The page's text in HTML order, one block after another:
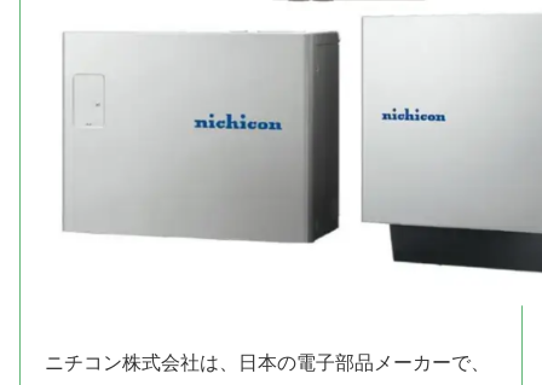
ニチコン株式会社は、日本の電子部品メーカーで、